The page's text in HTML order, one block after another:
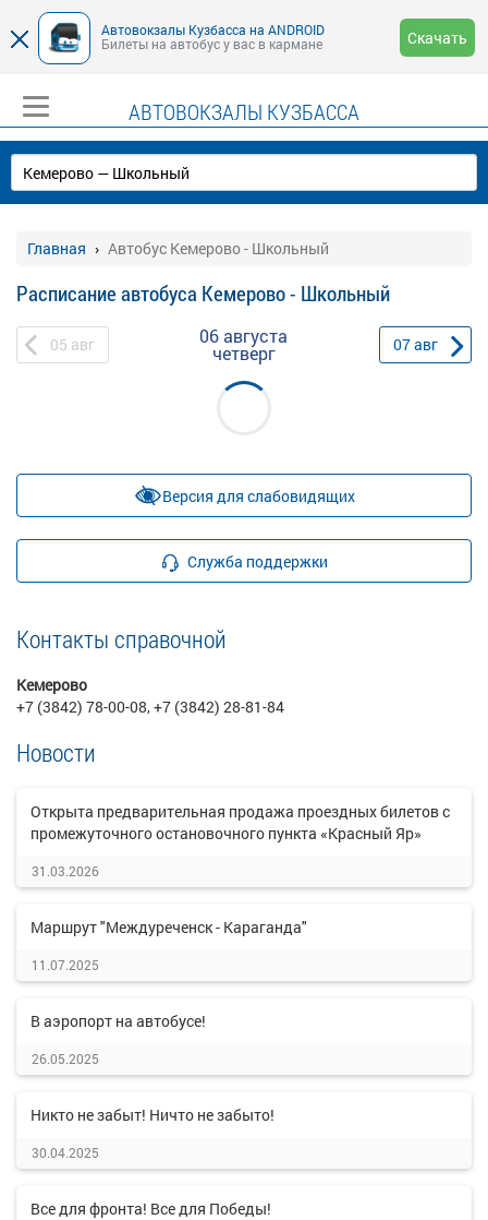
Автовокзалы Кузбасса на ANDROID
Билеты на автобус у вас в кармане
Скачать
АВТОВОКЗАЛЫ КУЗБАССА
Главная Автобус Кемерово - Школьный
Расписание автобуса Кемерово - Школьный
05 авг 06 августа
четверг 07авг
Версия для слабовидящих
Служба поддержки
Контакты справочной
Кемерово
+7 (3842) 78-00-08, +7 (3842) 28-81-84
Новости
Открыта предварительная продажа проездных билетов с
промежуточного остановочного пункта «Красный Яр»
31.03.2026
Маршрут "Междуреченск - Караганда"
11.07.2025
В аэропорт на автобусе!
26.05.2025
Никто не забыт! Ничто не забыто!
30.04.2025
Все для фронта! Все для Победы!